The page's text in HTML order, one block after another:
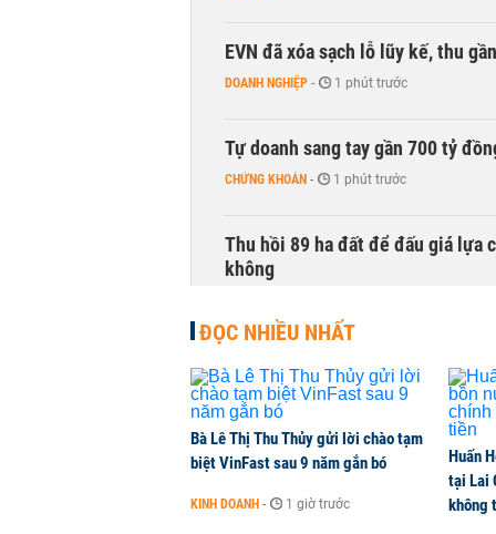
EVN đã xóa sạch lỗ lũy kế, thu
DOANH NGHIỆP - 1 phút trước
Tự doanh sang tay gần 700 tỷ
CHỨNG KHOÁN - 1 phút trước
Thu hồi 89 ha đất để đấu giá lựa
không
Dòng tiền ngoại bất ngờ trở lại
CHỨNG KHOÁN 1 phút trước
Kiến nghị đưa người bán hàng
ĐỌC NHIỀU NHẤT
Bà Lê Thị Thu Thủy gửi lời chào tạm
biệt VinFast sau 9 năm gắn bó
KINH DOANH - 1 giờ trước
Huấn
tại Lai
không